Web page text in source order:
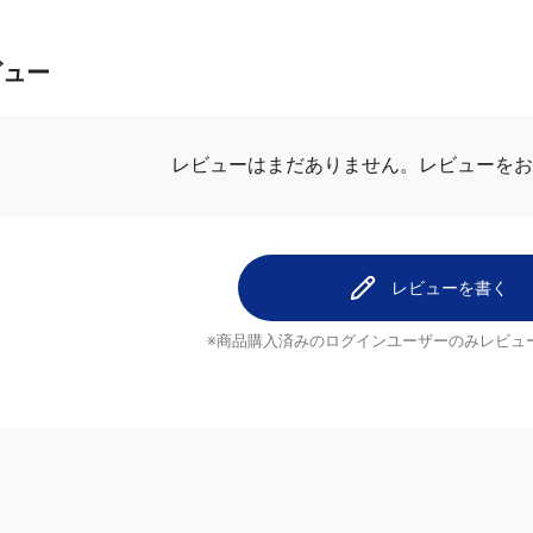
ー
レビューはまだありません。 レビューを
レビューを書く
※商品購入済みのログインユーザーのみ レビュ